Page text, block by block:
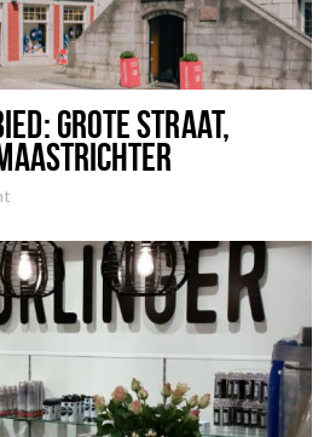
GROTE STRAAT,
MARIASTRAAT